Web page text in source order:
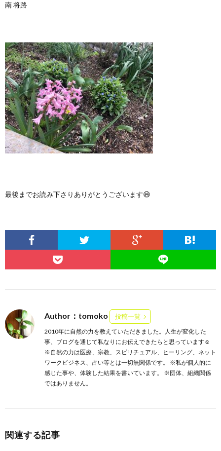
南 将路
最後までお読み下さりありがとうございます😄
Author：tomoko 投稿一覧
2010年に自然の力を教えていただきました。人生が変化した
事、ブログを通じて私なりにお伝えできたらと思っています☺️
※自然の力は医療、宗教、スピリチュアル、ヒーリング、ネット
ワークビジネス、占い等とは一切無関係です。 ※私が個人的に
感じた事や、体験した結果を書いています。 ※団体、組織関係
ではありません。
関連する記事